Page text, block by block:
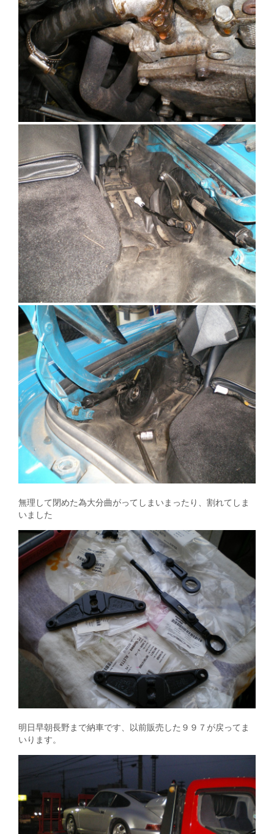
無理して閉めた為大分曲がってしまいまったり、割れてしま
いました
明日早朝長野まで納車です、以前販売した９９７が戻ってま
いります。